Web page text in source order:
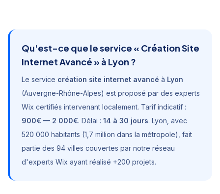
Qu'est-ce que le service « Création Site
Internet Avancé » à Lyon ?
Le service création site internet avancé à Lyon
(Auvergne-Rhône-Alpes) est proposé par des experts
Wix certifiés intervenant localement. Tarif indicatif :
900€ — 2 000€. Délai : 14 à 30 jours. Lyon , avec
520 000 habitants (1,7 million dans la métropole) , fait
partie des 94 villes couvertes par notre réseau
d'experts Wix ayant réalisé +200 projets.